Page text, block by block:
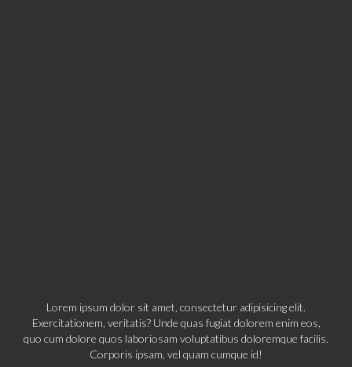
Lorem ipsum dolor sit amet, consectetur adipisicing elit.
Exercitationem, veritatis? Unde quas fugiat dolorem enim eos,
quo cum dolore quos laboriosam voluptatibus doloremque facilis.
Corporis ipsam, vel quam cumque id!